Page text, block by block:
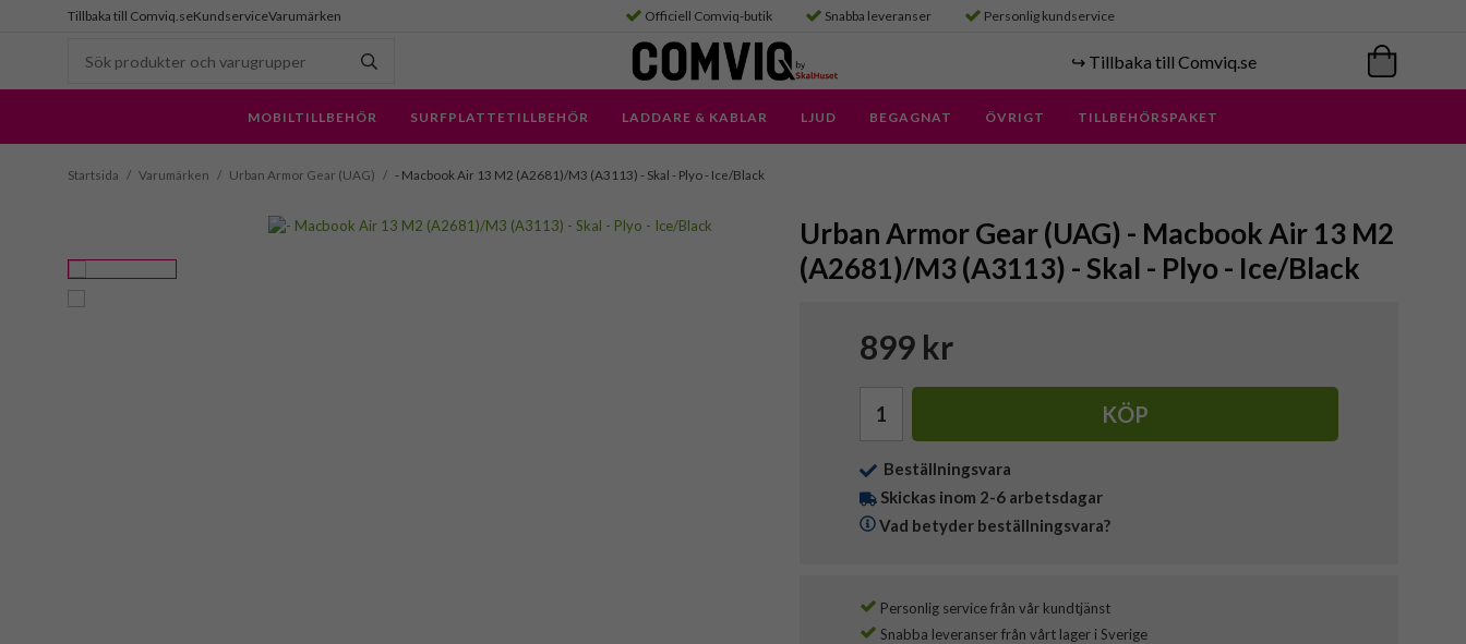
Tillbaka till Comviq.seKundserviceVarumärken Officiell Comviq-butik Snabba leveranser Personlig kundservice
↪️ Tillbaka till Comviq.se
MOBILTILLBEHÖR SURFPLATTETILLBEHÖR LADDARE & KABLAR LJUD BEGAGNAT ÖVRIGT TILLBEHÖRSPAKET
Startsida / Varumärken / Urban Armor Gear (UAG) / - Macbook Air 13 M2 (A2681)/M3 (A3113) - Skal - Plyo - Ice/Black
Urban Armor Gear (UAG) - Macbook Air 13 M2
(A2681)/M3 (A3113) - Skal - Plyo - Ice/Black
899 kr
KÖP
Beställningsvara
Skickas inom 2-6 arbetsdagar
Vad betyder beställningsvara?
Personlig service från vår kundtjänst
Snabba leveranser från vårt lager i Sverige